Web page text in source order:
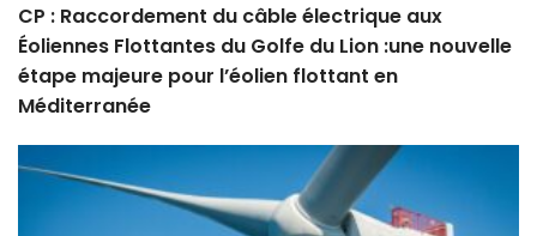
CP : Raccordement du câble électrique aux
Éoliennes Flottantes du Golfe du Lion :une nouvelle
étape majeure pour l’éolien flottant en
Méditerranée